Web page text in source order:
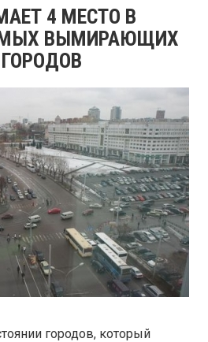
4 МЕСТО В
ВЫМИРАЮЩИХ
городов, который